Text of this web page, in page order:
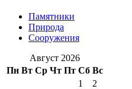
Памятники
Природа
Сооружения
Август 2026
Пн Вт Ср Чт Пт Сб Вс
1
2